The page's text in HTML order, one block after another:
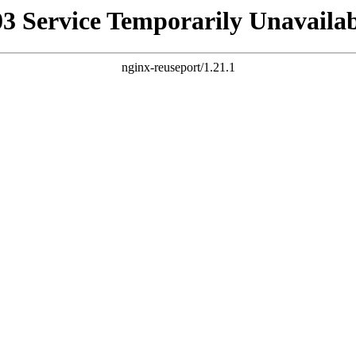
Service Temporarily
nginx-reuseport/1.21.1